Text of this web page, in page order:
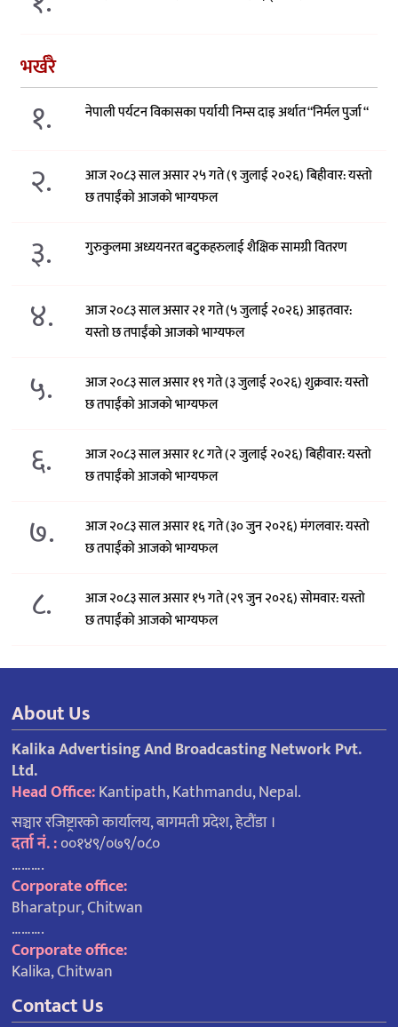
भर्खरै
१. नेपाली पर्यटन विकासका पर्यायी निम्स दाइ अर्थात “निर्मल पुर्जा “
२.
आज २०८३ साल असार २५ गते (९ जुलाई २०२६) बिहीवार: यस्तो
छ तपाईंको आजको भाग्यफल
३. गुरुकुलमा अध्ययनरत बटुकहरुलाई शैक्षिक सामग्री वितरण
४.
आज २०८३ साल असार २१ गते (५ जुलाई २०२६) आइतवार:
यस्तो छ तपाईंको आजको भाग्यफल
५.
आज २०८३ साल असार १९ गते (३ जुलाई २०२६) शुक्रवार: यस्तो
छ तपाईंको आजको भाग्यफल
६.
आज २०८३ साल असार १८ गते (२ जुलाई २०२६) बिहीवार: यस्तो
छ तपाईंको आजको भाग्यफल
७.
आज २०८३ साल असार १६ गते (३० जुन २०२६) मंगलवार: यस्तो
छ तपाईंको आजको भाग्यफल
८.
आज २०८३ साल असार १५ गते (२९ जुन २०२६) साेमवार: यस्तो
छ तपाईंको आजको भाग्यफल
About Us
Kalika Advertising And Broadcasting Network Pvt.
Ltd.
Head Office:Kantipath, Kathmandu, Nepal.
सञ्चार रजिष्ट्रारको कार्यालय, बागमती प्रदेश, हेटौंडा ।
दर्ता नं. :००१४९/०७९/०८०
……….
Corporate office:
Bharatpur, Chitwan
……….
Corporate office:
Kalika, Chitwan
Contact Us